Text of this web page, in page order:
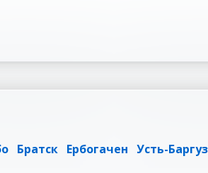
Братск Ербогачен Усть-